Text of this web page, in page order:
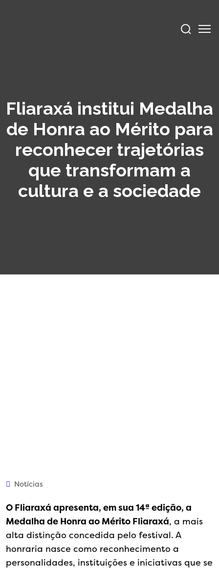
Fliaraxá institui Medalha
de Honra ao Mérito para
reconhecer trajetórias
que transformam a
cultura e a sociedade
Notícias
O Fliaraxá apresenta, em sua 14ª edição, a
Medalha de Honra ao Mérito Fliaraxá, a mais
alta distinção concedida pelo festival. A
honraria nasce como reconhecimento a
personalidades, instituições e iniciativas que se